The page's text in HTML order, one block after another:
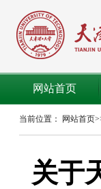
网站首页
当前位置： 网站首页
关于